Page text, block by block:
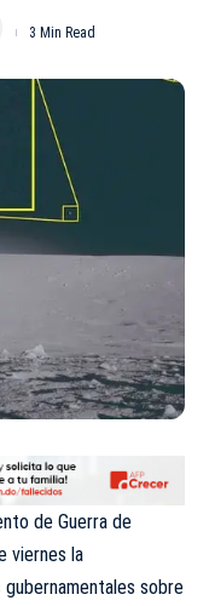
3 Min Read
de Guerra de
viernes la
sobre